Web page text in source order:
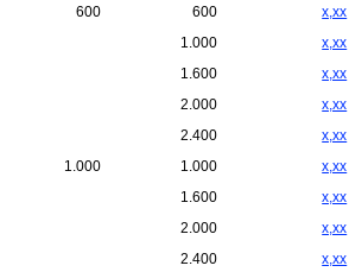
600 600
x,xx
1.000
x,xx
1.600
x,xx
2.000
x,xx
2.400
x,xx
1.000
1.000
x,xx
1.600
x,xx
2.000
x,xx
2.400
x,xx